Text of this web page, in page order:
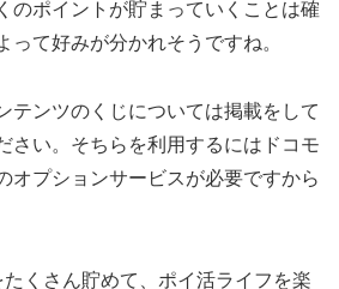
のポイントが貯まっていくことは確
って好みが分かれそうですね。
テンツのくじについては掲載をして
さい。そちらを利用するにはドコモ
オプションサービスが必要ですから
くさん貯めて、ポイ活ライフを楽